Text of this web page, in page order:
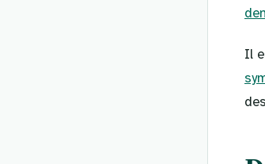
Il